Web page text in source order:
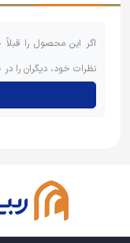
اگر این محصول را قبلاً
نظرات خود، دیگران را